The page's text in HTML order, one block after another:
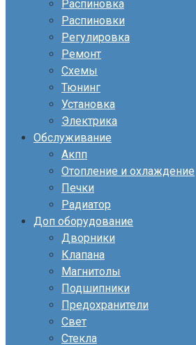
Распиновка
Распиновки
Регулировка
Ремонт
Схемы
Тюнинг
Установка
Электрика
Обслуживание
Акпп
Отопление и охлаждение
Печки
Радиатор
Доп оборудование
Дворники
Клапана
Магнитолы
Подшипники
Предохранители
Свет
Стекла